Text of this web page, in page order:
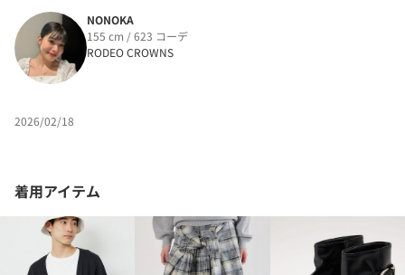
NONOKA
155 cm / 623 コーデ
RODEO CROWNS
2026/02/18
着用アイテム